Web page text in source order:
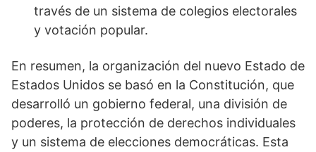
través de un sistema de colegios electorales
y votación popular.
En resumen, la organización del nuevo Estado de
Estados Unidos se basó en la Constitución, que
desarrolló un gobierno federal, una división de
poderes, la protección de derechos individuales
y un sistema de elecciones democráticas. Esta